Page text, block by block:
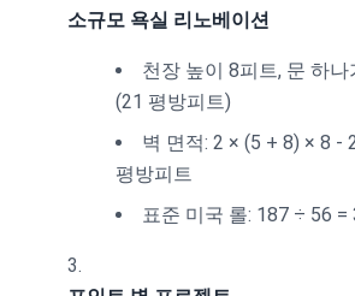
소규모 욕실 리노베이션
천장 높이 8피트, 문 하
(21 평방피트)
벽 면적: 2 × (5 + 8) × 8 -
평방피트
표준 미국 롤: 187 ÷ 56